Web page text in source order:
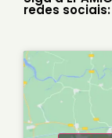
redes sociais: